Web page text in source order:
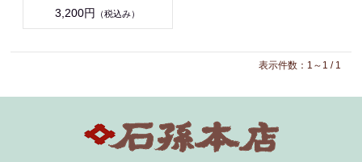
3,200円
（税込み）
表示件数：1～1 / 1